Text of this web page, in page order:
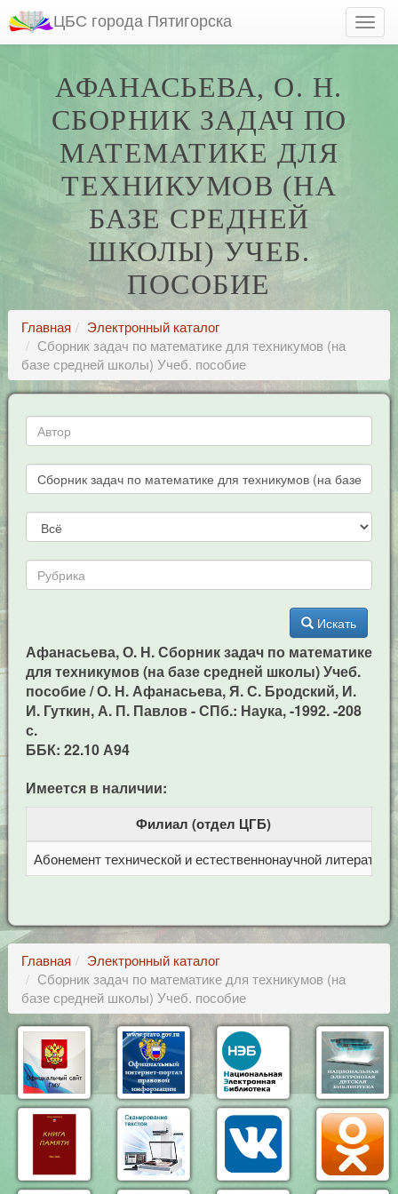
ЦБС города Пятигорска
АФАНАСЬЕВА, О. Н.
СБОРНИК ЗАДАЧ ПО
МАТЕМАТИКЕ ДЛЯ
ТЕХНИКУМОВ (НА
БАЗЕ СРЕДНЕЙ
ШКОЛЫ) УЧЕБ.
ПОСОБИЕ
Главная
Электронный каталог
Сборник задач по математике для техникумов (на
базе средней школы) Учеб. пособие
Искать
Афанасьева, О. Н. Сборник задач по математике
для техникумов (на базе средней школы) Учеб.
пособие / О. Н. Афанасьева, Я. С. Бродский, И.
И. Гуткин, А. П. Павлов - СПб.: Наука, -1992. -208
с.
ББК: 22.10 А94
Имеется в наличии:
Филиал (отдел ЦГБ)
Абонемент технической и естественнонаучной литерат
Главная
Электронный каталог
Сборник задач по математике для техникумов (на
базе средней школы) Учеб. пособие